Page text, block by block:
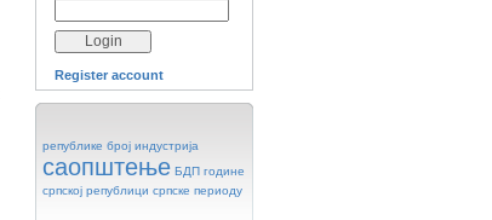
Register account
републике број индустрија
саопштење БДП године
српској републици српске периоду